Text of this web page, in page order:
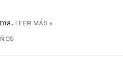
LEER MÁS »